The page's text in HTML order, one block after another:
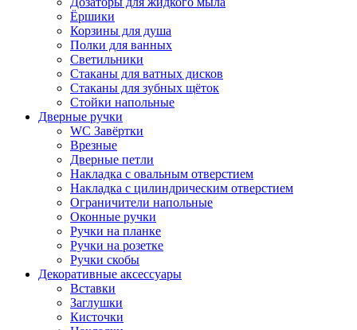
Ёршики
Корзины для душа
Полки для ванных
Светильники
Стаканы для ватных дисков
Стаканы для зубных щёток
Стойки напольные
Дверные ручки
WC Завёртки
Врезные
Дверные петли
Накладка с овальным отверстием
Накладка с цилиндрическим отверстием
Ограничители напольные
Оконные ручки
Ручки на планке
Ручки на розетке
Ручки скобы
Декоративные аксессуары
Вставки
Заглушки
Кисточки